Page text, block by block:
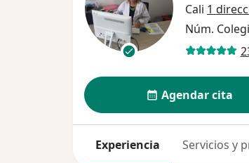
Cali 1
Núm.
Agendar cita
Experiencia Servicios y